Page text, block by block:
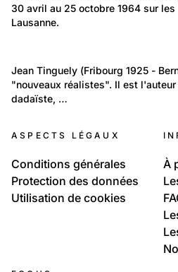
L'Exposition nationale de 1964
30 avril au 25 octobre 1964 sur
Lausanne.
La machine à Tinguely
Portraits: Création artistique et
Jean Tinguely
Jean Tinguely (Fribourg 1925 -
"nouveaux réalistes". Il est
dadaïste, …
ASPECTS LÉGAUX
Conditions générales
Protection des données
Utilisation de cookies
À